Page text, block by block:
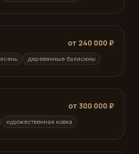
от 240 000 ₽
ясень деревянные балясины
от 300 000 ₽
художественная ковка